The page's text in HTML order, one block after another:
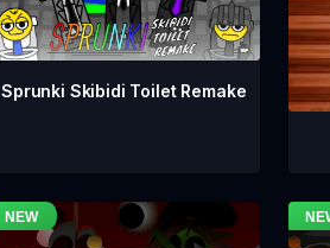
Sprunki Skibidi Toilet Remake